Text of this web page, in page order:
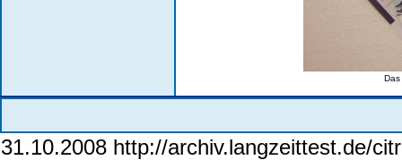
31.10.2008 http://archiv.langzeittest.de/